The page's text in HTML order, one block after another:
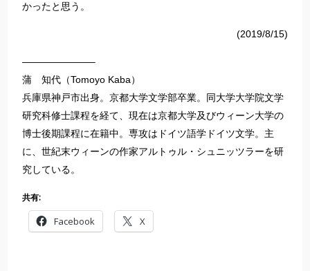
かったと思う。
(2019/8/15)
———————–
蒲 知代（Tomoyo Kaba）
兵庫県神戸市出身。京都大学文学部卒業。同大学大学院文学
研究科修士課程を経て、現在は京都大学及びウィーン大学の
博士後期課程に在籍中。専攻はドイツ語学ドイツ文学。主
に、世紀末ウィーンの作家アルトゥル・シュニッツラーを研
究している。
共有:
Facebook X